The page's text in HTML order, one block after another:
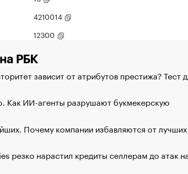
4210014
12300
РБК
зависит от атрибутов престижа? Тест
Как ИИ-агенты разрушают букмекерскую
Почему компании избавляются от лучших
резко нарастил кредиты селлерам до атак